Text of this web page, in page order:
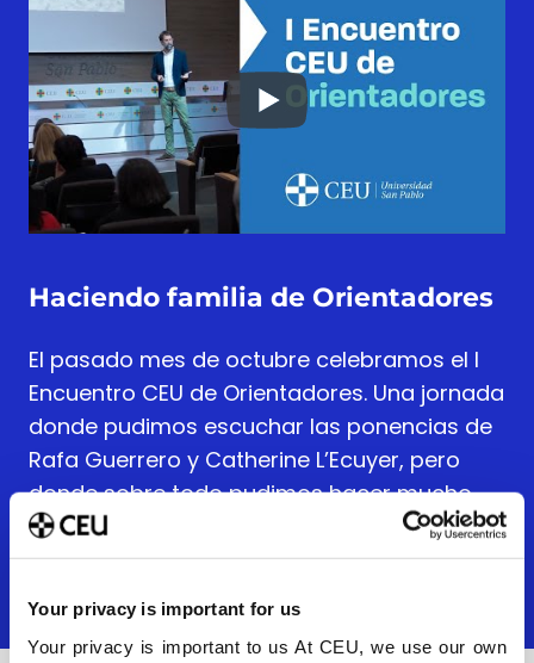
Your privacy is important for us
Your privacy is important to us At CEU, we use our own
Haciendo familia de Orientadores
El pasado mes de octubre celebramos el I
Encuentro CEU de Orientadores. Una jornada
donde pudimos escuchar las ponencias de
Rafa Guerrero y Catherine L’Ecuyer, pero
donde sobre todo pudimos hacer mucho
networking entre orientadores, educadores
y psicopedagogos de multitud de centros